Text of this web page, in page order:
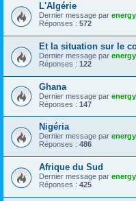
L'Algérie
Dernier message par
Réponses : 572
Et la situation sur le
Dernier message par
Réponses : 122
Ghana
Dernier message par
Réponses : 147
Nigéria
Dernier message par
Réponses : 486
Afrique du Sud
Dernier message par
Réponses : 425